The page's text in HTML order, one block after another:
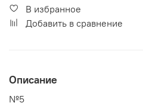
В избранное
Добавить в сравнение
Описание
№5